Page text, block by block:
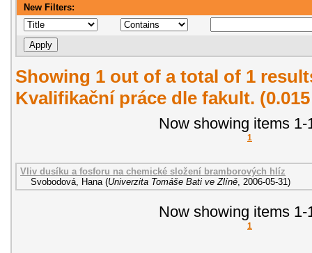
New Filters:
Showing 1 out of a total of 1
Kvalifikační práce dle fakult.
Now showing items 1-
1
Vliv dusíku a fosforu na chemické složení bramborových hlíz
Svobodová, Hana (Univerzita Tomáše Bati ve Zlíně 2006-05-31 )
Now showing items 1-
1